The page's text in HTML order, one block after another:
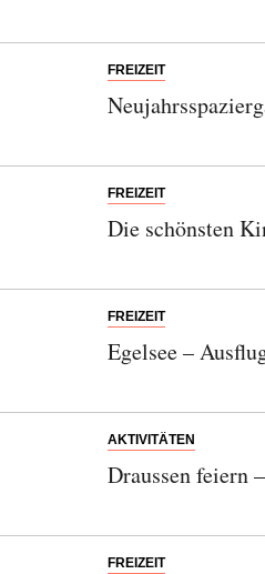
FREIZEIT
FREIZEIT
Die schönsten
FREIZEIT
Egelsee –
AKTIVITÄTEN
Draussen feiern
FREIZEIT